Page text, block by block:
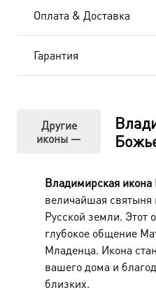
Оплата & Доставка
Гарантия
Другие
иконы —
Владимирская
величайшая святыня
Русской земли. Этот
глубокое общение
Младенца. Икона
вашего дома и
близких.